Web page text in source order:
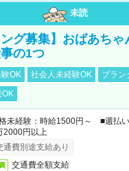
未読
ング募集】おばあち
の1つ
OK 社会人未経験OK
ブラン
OK
未経験：時給1500円～ ■週払
2000円以上
通費別途支給あり
交通費全額支給